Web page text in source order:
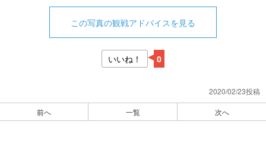
この写真の観戦アドバイスを見る
いいね！ 0
2020/02/23投稿
前へ 一覧 次へ